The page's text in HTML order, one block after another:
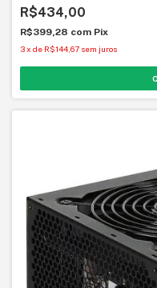
R$434,00
R$399,28 com Pix
3x de R$144,67 sem juros